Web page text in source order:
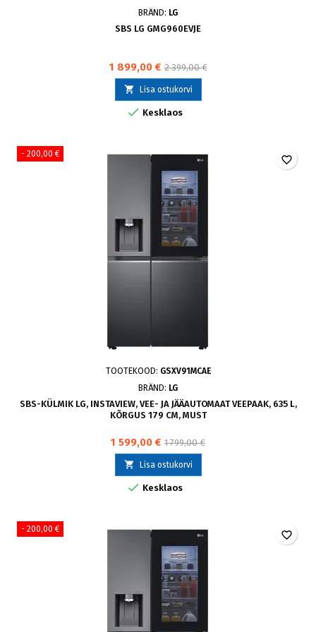
BRÄND: LG
SBS LG GMG960EVJE
1 899,00 € 2 399,00 €
 Lisa ostukorvi
 Kesklaos
- 200,00 €
TOOTEKOOD: GSXV91MCAE
BRÄND: LG
SBS-KÜLMIK LG, INSTAVIEW, VEE- JA JÄÄAUTOMAAT VEEPAAK, 635 L,
KÕRGUS 179 CM, MUST
1 599,00 € 1 799,00 €
 Lisa ostukorvi
 Kesklaos
favorite_border
- 200,00 € favorite_border